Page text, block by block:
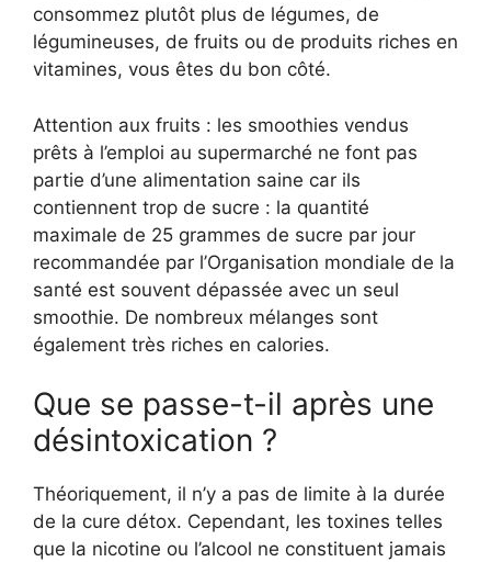
consommez plutôt plus de légumes, de
légumineuses, de fruits ou de produits riches en
vitamines, vous êtes du bon côté.
Attention aux fruits : les smoothies vendus
prêts à l’emploi au supermarché ne font pas
partie d’une alimentation saine car ils
contiennent trop de sucre : la quantité
maximale de 25 grammes de sucre par jour
recommandée par l’Organisation mondiale de la
santé est souvent dépassée avec un seul
smoothie. De nombreux mélanges sont
également très riches en calories.
Que se passe-t-il après une
désintoxication ?
Théoriquement, il n’y a pas de limite à la durée
de la cure détox. Cependant, les toxines telles
que la nicotine ou l’alcool ne constituent jamais